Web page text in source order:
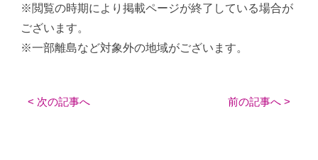
※閲覧の時期により掲載ページが終了している場合が
ございます。
※一部離島など対象外の地域がございます。
< 次の記事へ 前の記事へ >